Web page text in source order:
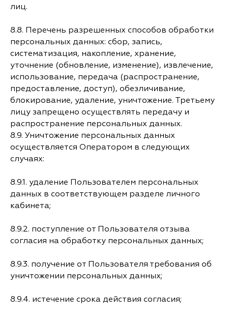
лиц.
8.8. Перечень разрешенных способов обработки
персональных данных: сбор, запись,
систематизация, накопление, хранение,
уточнение (обновление, изменение), извлечение,
использование, передача (распространение,
предоставление, доступ), обезличивание,
блокирование, удаление, уничтожение. Третьему
лицу запрещено осуществлять передачу и
распространение персональных данных.
8.9. Уничтожение персональных данных
осуществляется Оператором в следующих
случаях:
8.9.1. удаление Пользователем персональных
данных в соответствующем разделе личного
кабинета;
8.9.2. поступление от Пользователя отзыва
согласия на обработку персональных данных;
8.9.3. получение от Пользователя требования об
уничтожении персональных данных;
8.9.4. истечение срока действия согласия;